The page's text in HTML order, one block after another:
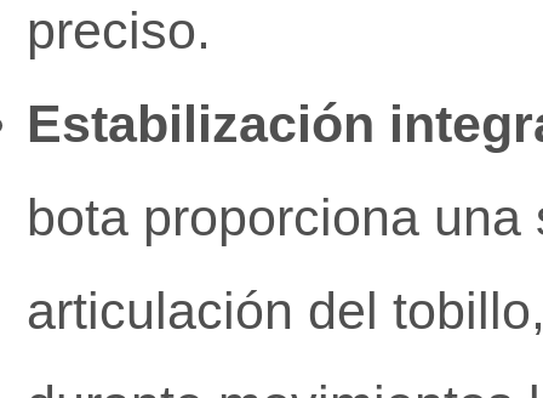
preciso.
Estabilización
bota proporciona
articulación del